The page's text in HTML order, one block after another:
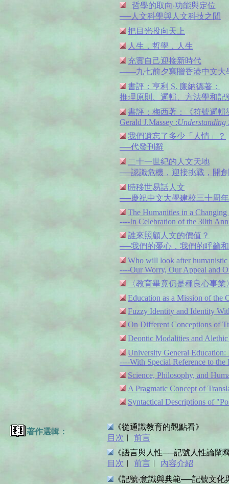
哲學的取向‧功能與定位
──人文科學與人文科技之間
把目光投向天上
人生．哲學．人生
充實自己迎接新時代
——九七前夕寫贈香港中文大
書評：亨利 S. 廉納德著：
推理原則、邏輯、方法學和記
書評：梅西著：《符號邏輯
Gerald J.Massey :Understanding
我們遺忘了多少「人情」？
──代發刊辭
二十一世紀的人文天地
──認識危機，迎接挑戰，開
時移世易話人文
──慶祝中文大學建校三十周
The Humanities in a
----In Celebration of the 30th
誰來照顧人文的價值？
──我們的憂心，我們的呼籲
Who will look after humanistic
----Our Worry, Our Appeal and
〈教育畢竟仍是種良心事業
Education as a Mission of the
Fuzzy Identity and Identity
On Different Conceptions of
Deontic Modalities and
University General Education:
----With Special Reference to
Science, Philosophy, and
A Pragmatic Concept of
Syntactical Descriptions of
著作選輯：
《從通識教育的觀點看》
目次 ︱ 前言
《語言與人性──記號人性論闡
目次 ︱ 前言 ︱ 內容介紹
《記號‧意識與典範──記號文化